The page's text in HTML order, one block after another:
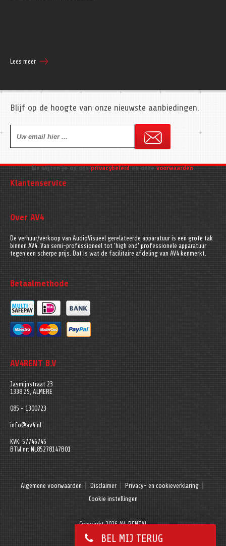
Lees meer
Blijf op de hoogte van onze nieuwste aanbiedingen.
We wijzen je op onsprivacybeleiden onzevoorwaarden.
Klantenservice
Over AV4
De verhuur/verkoop van AudioVisueel gerelateerde apparatuur is een grote tak
binnen AV4. Van semi-professioneel tot 'high end' professionele apparatuur
tegen een scherpe prijs. Dat is wat de facilitaire afdeling van AV4 kenmerkt.
Betaalmethode
AV4RENT B.V
Jasmijnstraat 23
1338 ZS, ALMERE
085 - 1300723
info@av4.nl
KVK: 57746745
BTW nr: NL85278147B01
Algemene voorwaarden Disclaimer
Privacy- en cookieverklaring
Cookie instellingen
Copyright 2026 AV-RENTAL
BEL MIJ TERUG